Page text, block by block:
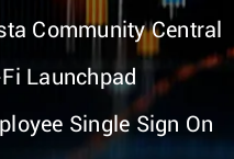
Community Central
Launchpad
Single Sign On